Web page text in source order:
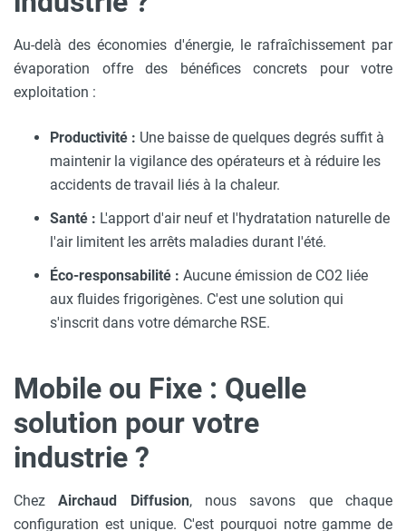
Au-delà des économies d'énergie, le rafraîchissement par
évaporation offre des bénéfices concrets pour votre
exploitation :
Productivité : Une baisse de quelques degrés suffit à
maintenir la vigilance des opérateurs et à réduire les
accidents de travail liés à la chaleur.
Santé : L'apport d'air neuf et l'hydratation naturelle de
l'air limitent les arrêts maladies durant l'été.
Éco-responsabilité : Aucune émission de CO2 liée
aux fluides frigorigènes. C'est une solution qui
s'inscrit dans votre démarche RSE.
Mobile ou Fixe : Quelle
solution pour votre
industrie ?
ChezAirchaud Diffusion, nous savons que chaque
configuration est unique. C'est pourquoi notre gamme de